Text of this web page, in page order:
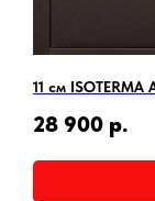
11 см
28 900 р.